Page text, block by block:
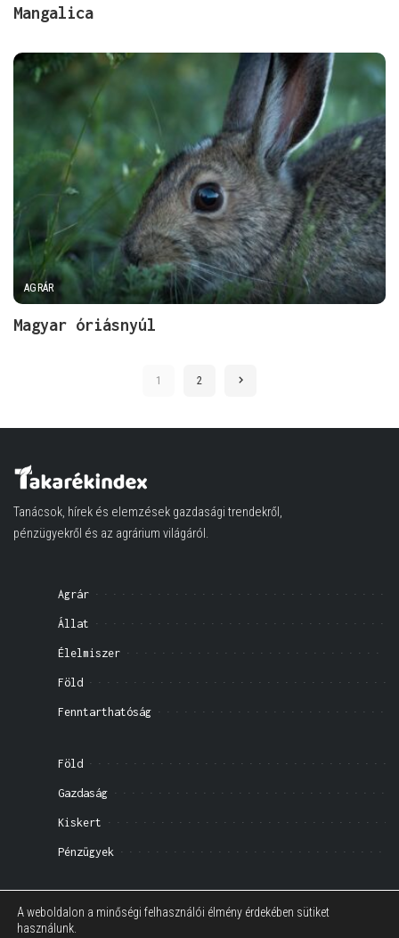
Mangalica
AGRÁR
Magyar óriásnyúl
1 2
Tanácsok, hírek és elemzések gazdasági trendekről,
pénzügyekről és az agrárium világáról.
Agrár
Állat
Élelmiszer
Föld
Fenntarthatóság
Föld
Gazdaság
Kiskert
Pénzügyek
Általános Szerződési Feltételek
A weboldalon a minőségi felhasználói élmény érdekében sütiket
használunk.